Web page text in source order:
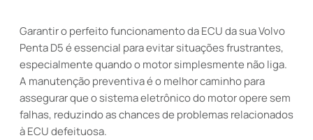
Garantir o perfeito funcionamento da ECU da sua Volvo
Penta D5 é essencial para evitar situações frustrantes,
especialmente quando o motor simplesmente não liga.
A manutenção preventiva é o melhor caminho para
assegurar que o sistema eletrônico do motor opere sem
falhas, reduzindo as chances de problemas relacionados
à ECU defeituosa.